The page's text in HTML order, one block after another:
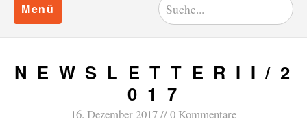
Menü
N E W S L E T T E R I I / 2
0 1 7
16. Dezember 2017 0 Kommentare